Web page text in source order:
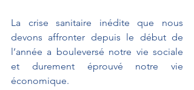
La crise sanitaire inédite que nous
devons affronter depuis le début de
l’année a bouleversé notre vie sociale
et durement éprouvé notre vie
économique.